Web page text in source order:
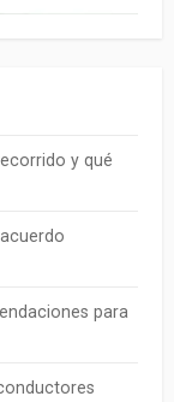
y qué
para